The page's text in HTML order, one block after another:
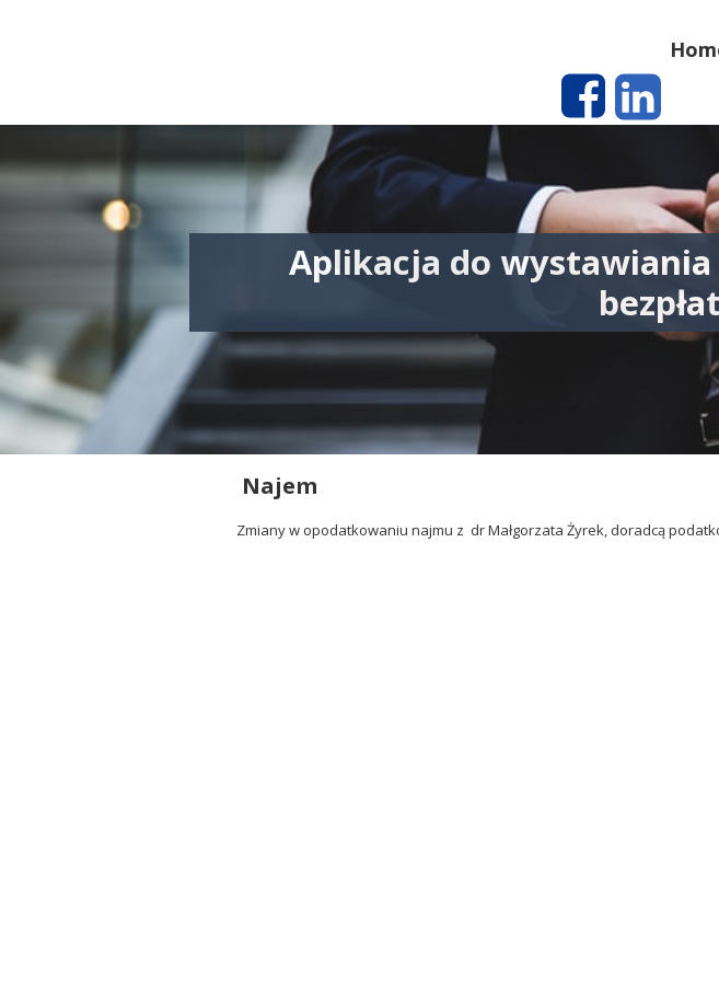
Zmiany w opodatkowaniu najmu z dr Małgorzata Żyrek, doradcą
Najem
Aplikacja do